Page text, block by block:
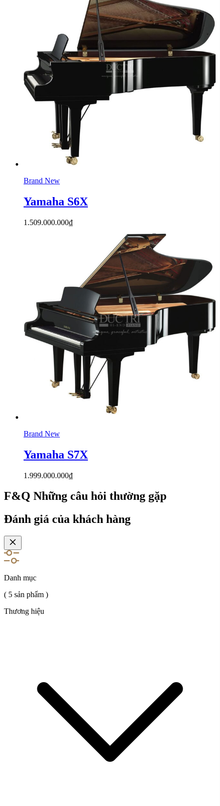
Brand New
Yamaha S6X
1.509.000.000₫
Brand New
Yamaha S7X
1.999.000.000₫
F&Q Những câu hỏi thường gặp
Đánh giá của khách hàng
Danh mục
( 5 sản phẩm )
Thương hiệu